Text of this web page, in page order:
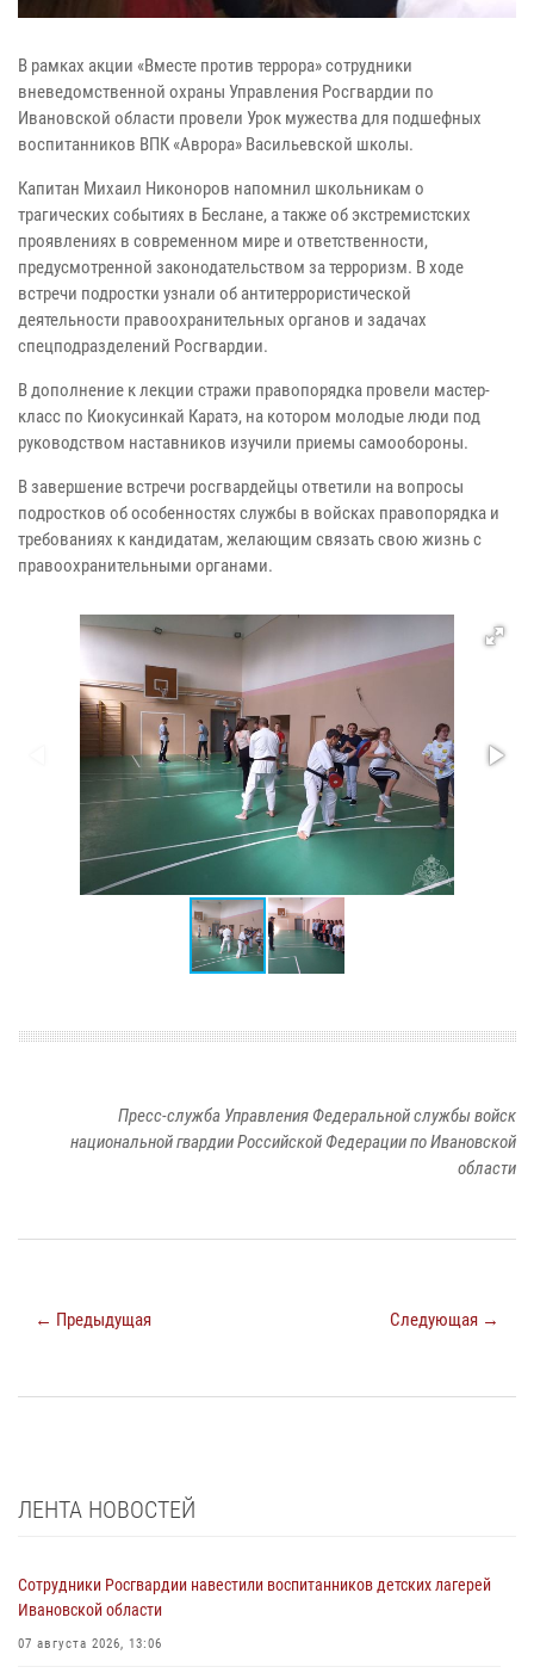
В рамках акции «Вместе против террора» сотрудники
вневедомственной охраны Управления Росгвардии по
Ивановской области провели Урок мужества для подшефных
воспитанников ВПК «Аврора» Васильевской школы.
Капитан Михаил Никоноров напомнил школьникам о
трагических событиях в Беслане, а также об экстремистских
проявлениях в современном мире и ответственности,
предусмотренной законодательством за терроризм. В ходе
встречи подростки узнали об антитеррористической
деятельности правоохранительных органов и задачах
спецподразделений Росгвардии.
В дополнение к лекции стражи правопорядка провели мастер-
класс по Киокусинкай Каратэ, на котором молодые люди под
руководством наставников изучили приемы самообороны.
В завершение встречи росгвардейцы ответили на вопросы
подростков об особенностях службы в войсках правопорядка и
требованиях к кандидатам, желающим связать свою жизнь с
правоохранительными органами.
Пресс-служба Управления Федеральной службы войск
национальной гвардии Российской Федерации по Ивановской
области
← Предыдущая Следующая →
ЛЕНТА НОВОСТЕЙ
Сотрудники Росгвардии навестили воспитанников детских лагерей
Ивановской области
07 августа 2026, 13:06